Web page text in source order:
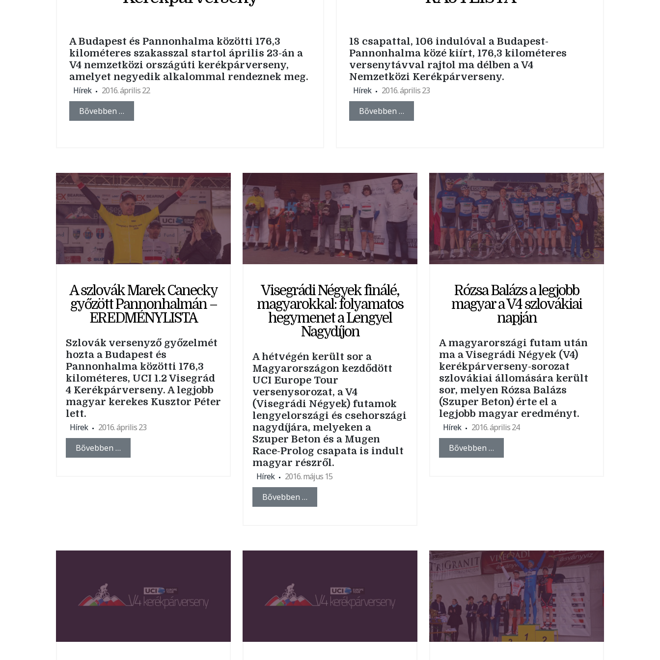
A Budapest és Pannonhalma közötti 176,3
kilométeres szakasszal startol április 23-án a
V4 nemzetközi országúti kerékpárverseny,
amelyet negyedik alkalommal rendeznek meg.
Hírek
2016. április 22
Bővebben …
18 csapattal, 106 indulóval a Budapest-
Pannonhalma közé kiírt, 176,3 kilométeres
versenytávval rajtol ma délben a V4
Nemzetközi Kerékpárverseny.
Hírek
2016. április 23
Bővebben …
A szlovák Marek Canecky
győzött Pannonhalmán –
EREDMÉNYLISTA
Szlovák versenyző győzelmét
hozta a Budapest és
Pannonhalma közötti 176,3
kilométeres, UCI 1.2 Visegrád
4 Kerékpárverseny. A legjobb
magyar kerekes Kusztor Péter
lett.
Hírek
2016. április 23
Bővebben …
Visegrádi Négyek finálé,
magyarokkal: folyamatos
hegymenet a Lengyel
Nagydíjon
A hétvégén került sor a
Magyarországon kezdődött
UCI Europe Tour
versenysorozat, a V4
(Visegrádi Négyek) futamok
lengyelországi és csehországi
nagydíjára, melyeken a
Szuper Beton és a Mugen
Race-Prolog csapata is indult
magyar részről.
Hírek
2016. május 15
Bővebben …
Rózsa Balázs a legjobb
magyar a V4 szlovákiai
napján
A magyarországi futam után
ma a Visegrádi Négyek (V4)
kerékpárverseny-sorozat
szlovákiai állomására került
sor, melyen Rózsa Balázs
(Szuper Beton) érte el a
legjobb magyar eredményt.
Hírek
2016. április 24
Bővebben …